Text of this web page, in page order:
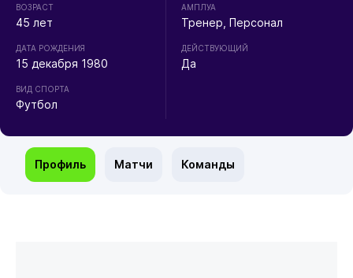
ВОЗРАСТ
45 лет
ДАТА РОЖДЕНИЯ
15 декабря 1980
ВИД СПОРТА
Футбол
АМПЛУА
Тренер, Персонал
ДЕЙСТВУЮЩИЙ
Да
Профиль Матчи Команды